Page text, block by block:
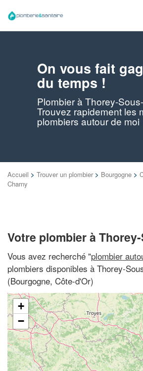
On vous fait
du temps !
Plombier à Thorey-
Trouvez rapidement les
plombiers autour de moi
Accueil > Trouver un plombier > Bourgogne >
Charny
Votre plombier à
Vous avez recherché "plombier
plombiers disponibles à Thorey-
(Bourgogne, Côte-d'Or)
+
−